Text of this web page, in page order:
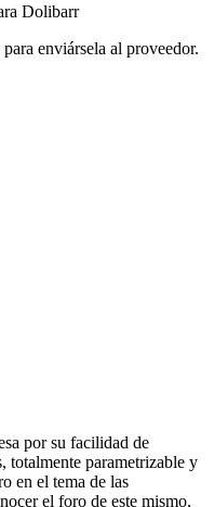
Dolibarr
enviársela al proveedor.
por su facilidad de
totalmente parametrizable y
en el tema de las
el foro de este mismo,